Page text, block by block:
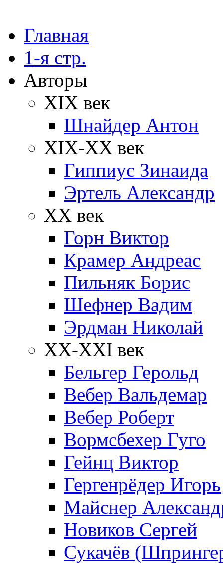
Главная
1-я стр.
Авторы
XIX век
Шнайдер Антон
XIX-XX век
Гиппиус Зинаида
Эртель Александр
XX век
Горн Виктор
Крамер Андреас
Пильняк Борис
Шефнер Вадим
Эрдман Николай
ХХ-XXI век
Бельгер Герольд
Вебер Вальдемар
Вебер Роберт
Вормсбехер Гуго
Гейнц Виктор
Гергенрёдер Игорь
Майснер
Новиков Сергей
Сукачёв